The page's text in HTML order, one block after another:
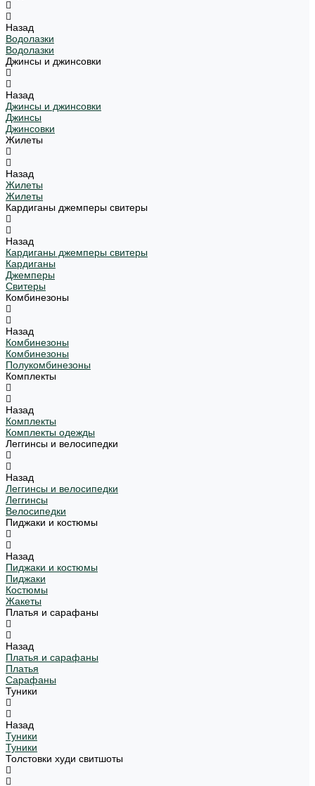
Назад
Водолазки
Водолазки
Джинсы и джинсовки
Назад
Джинсы и джинсовки
Джинсы
Джинсовки
Жилеты
Назад
Жилеты
Жилеты
Кардиганы джемперы свитеры
Назад
Кардиганы джемперы свитеры
Кардиганы
Джемперы
Свитеры
Комбинезоны
Назад
Комбинезоны
Комбинезоны
Полукомбинезоны
Комплекты
Назад
Комплекты
Комплекты одежды
Леггинсы и велосипедки
Назад
Леггинсы и велосипедки
Леггинсы
Велосипедки
Пиджаки и костюмы
Назад
Пиджаки и костюмы
Пиджаки
Костюмы
Жакеты
Платья и сарафаны
Назад
Платья и сарафаны
Платья
Сарафаны
Туники
Назад
Туники
Туники
Толстовки худи свитшоты